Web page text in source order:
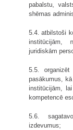
pabalstu,
shēmas
5.4. atbilstoši
institūcijām,
juridiskām
5.5.
pasākumus,
institūcijām,
kompetencē
5.6.
izdevumus;